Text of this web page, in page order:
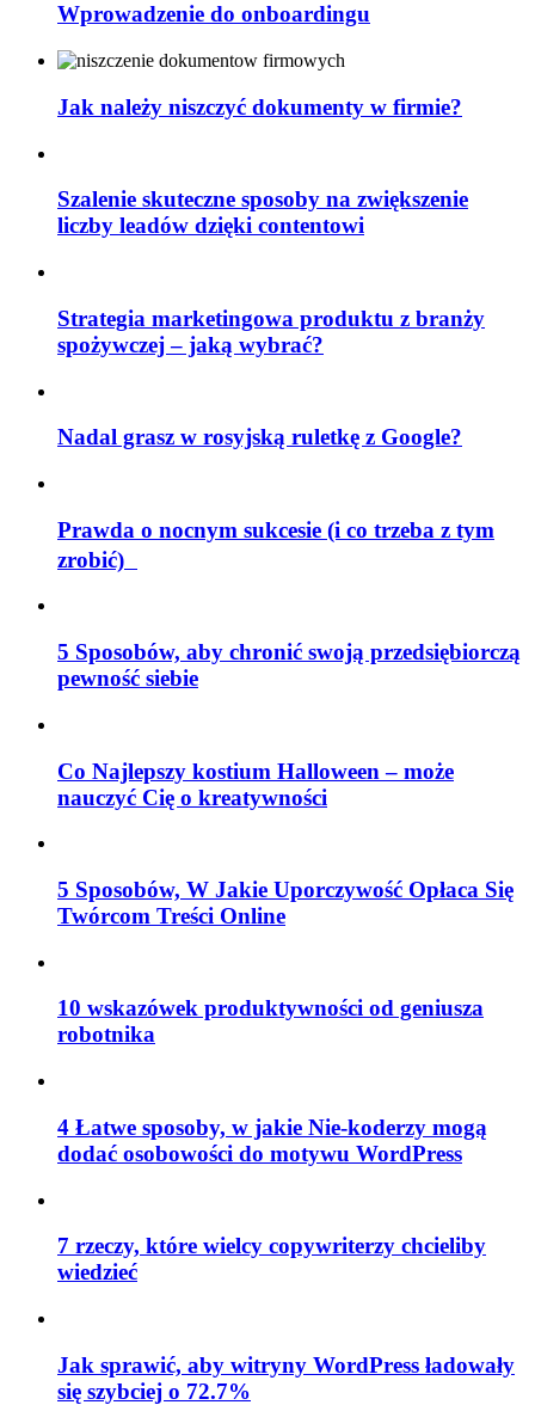
Wprowadzenie do onboardingu
Jak należy niszczyć dokumenty w firmie?
Szalenie skuteczne sposoby na zwiększenie
liczby leadów dzięki contentowi
Strategia marketingowa produktu z branży
spożywczej – jaką wybrać?
Nadal grasz w rosyjską ruletkę z Google?
Prawda o nocnym sukcesie (i co trzeba z tym
zrobić)
5 Sposobów, aby chronić swoją przedsiębiorczą
pewność siebie
Co Najlepszy kostium Halloween – może
nauczyć Cię o kreatywności
5 Sposobów, W Jakie Uporczywość Opłaca Się
Twórcom Treści Online
10 wskazówek produktywności od geniusza
robotnika
4 Łatwe sposoby, w jakie Nie-koderzy mogą
dodać osobowości do motywu WordPress
7 rzeczy, które wielcy copywriterzy chcieliby
wiedzieć
Jak sprawić, aby witryny WordPress ładowały
się szybciej o 72.7%